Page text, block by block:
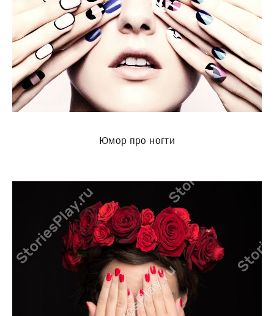
Юмор про ногти